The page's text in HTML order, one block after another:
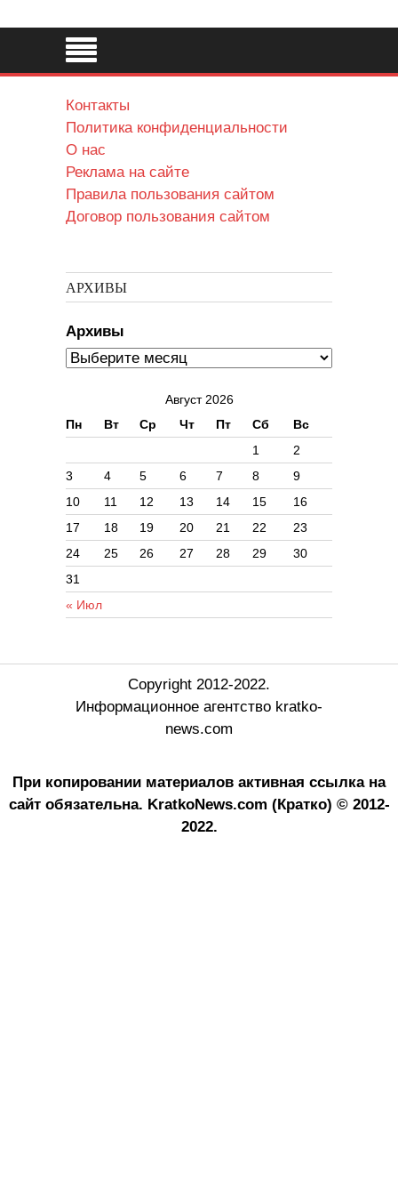
Контакты
Политика конфиденциальности
О нас
Реклама на сайте
Правила пользования сайтом
Договор пользования сайтом
АРХИВЫ
Архивы
Август 2026
Пн
Вт Ср Чт Пт Сб Вс
« Июл
1
2
3
4 5 6 7 8
9
10
11 12 13 14 15
16
17
18 19 20 21 22
23
24
25 26 27 28 29
30
31
Copyright 2012-2022.
Информационное агентство kratko-
news.com
При копировании материалов активная ссылка на
сайт обязательна. KratkoNews.com (Кратко) © 2012-
2022.